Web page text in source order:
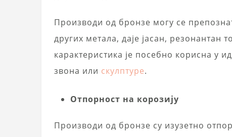
Производи од бронзе могу се
других метала, даје јасан, резонантан
карактеристика је посебно корисна у
звона или скулптуре.
Отпорност на корозију
Производи од бронзе су изузетно